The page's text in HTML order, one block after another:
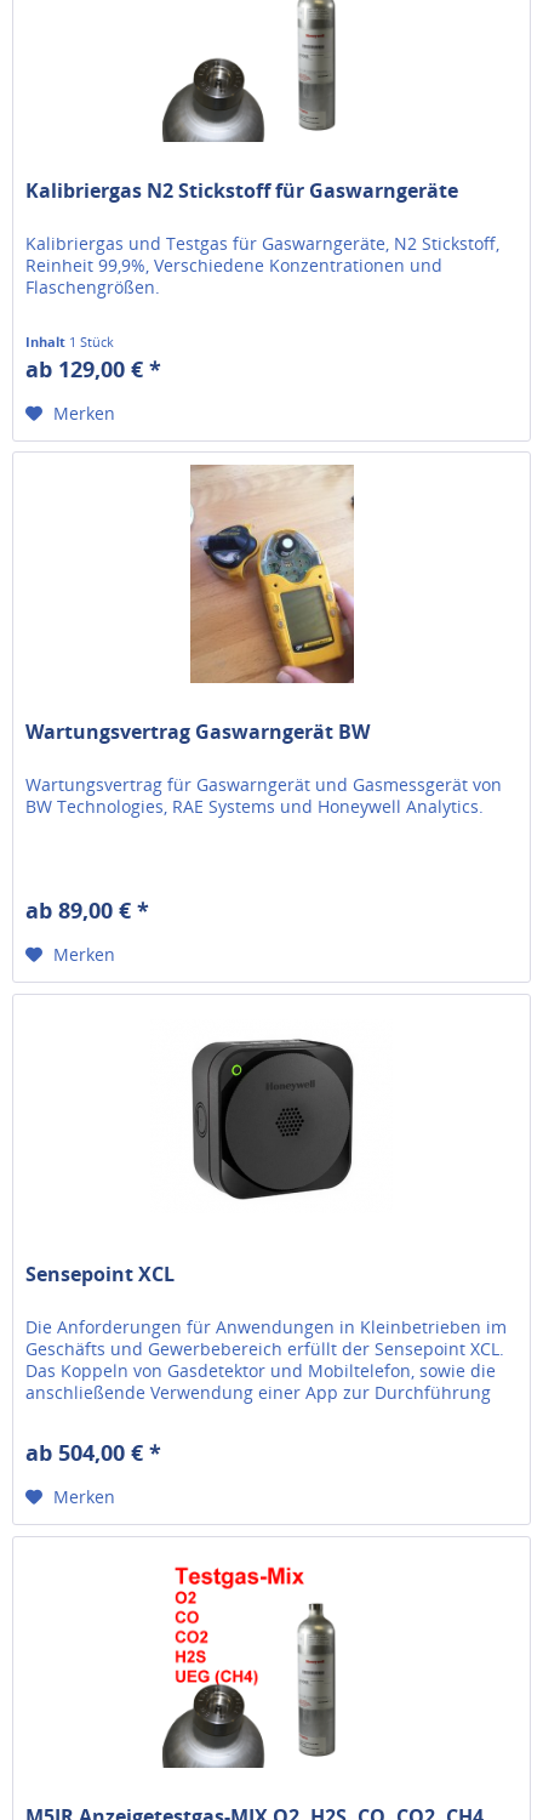
Kalibriergas N2 Stickstoff für Gaswarngeräte
Kalibriergas und Testgas für Gaswarngeräte, N2 Stickstoff,
Reinheit 99,9%, Verschiedene Konzentrationen und
Flaschengrößen.
Inhalt 1 Stück
ab 129,00 € *
Merken
Wartungsvertrag Gaswarngerät BW
Wartungsvertrag für Gaswarngerät und Gasmessgerät von
BW Technologies, RAE Systems und Honeywell Analytics.
ab 89,00 € *
Merken
Sensepoint XCL
Die Anforderungen für Anwendungen in Kleinbetrieben im
Geschäfts und Gewerbebereich erfüllt der Sensepoint XCL.
Das Koppeln von Gasdetektor und Mobiltelefon, sowie die
anschließende Verwendung einer App zur Durchführung
ab 504,00 € *
Merken